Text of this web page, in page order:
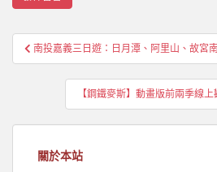
文
章
南投嘉義三日遊：日月潭、阿里山、故宮
【鋼鐵麥斯】動畫版前兩季線
關於本站